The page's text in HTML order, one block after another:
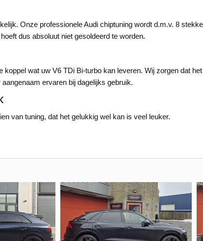
Onze professionele Audi chiptuning wordt d.m.v. 8
dus absoluut niet gesoldeerd te worden.
wat uw V6 TDi Bi-turbo kan leveren. Wij zorgen dat
ervaren bij dagelijks gebruik.
van tuning, dat het gelukkig wel kan is veel leuker.